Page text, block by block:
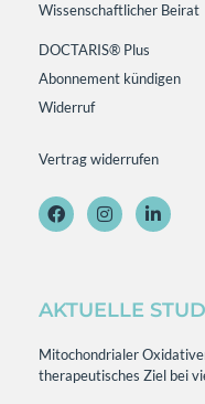
Wissenschaftlicher Beirat
DOCTARIS® Plus
Abonnement kündigen
Widerruf
Vertrag widerrufen
AKTUELLE
Mitochondrialer
therapeutisches Ziel bei